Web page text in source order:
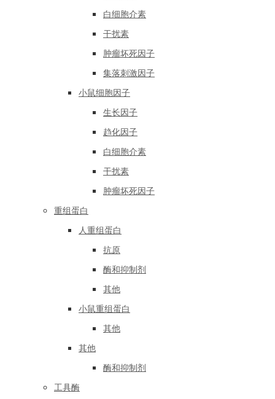
白细胞介素
干扰素
肿瘤坏死因子
集落刺激因子
小鼠细胞因子
生长因子
趋化因子
白细胞介素
干扰素
肿瘤坏死因子
重组蛋白
人重组蛋白
抗原
酶和抑制剂
其他
小鼠重组蛋白
其他
其他
酶和抑制剂
工具酶